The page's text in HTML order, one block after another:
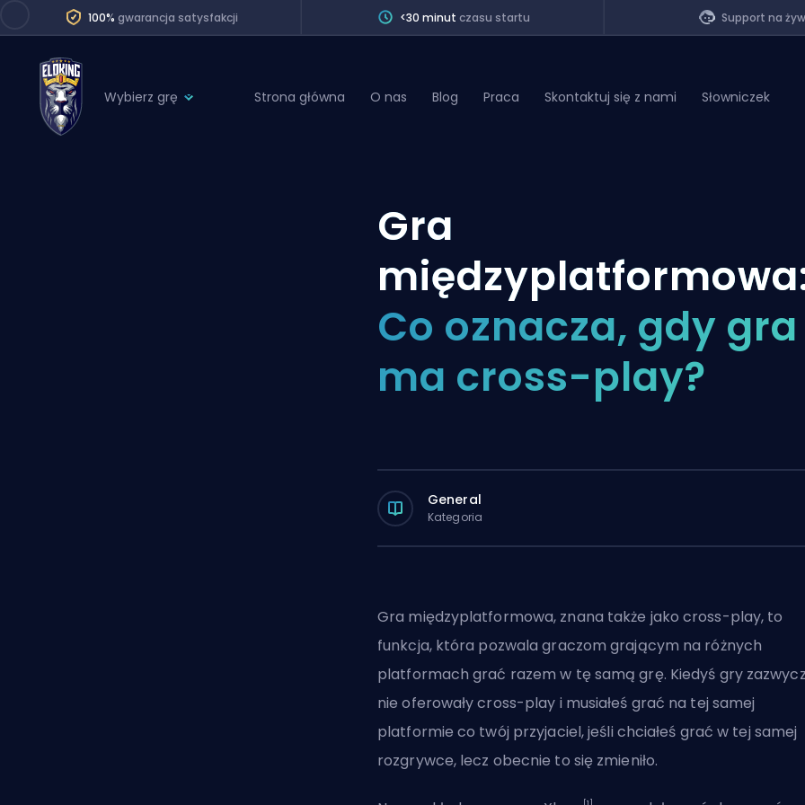
100% gwarancja satysfakcji <30 minutczasu startu Support na
Wybierz grę
Division Boost
Coaching
Teammate
Strona główna O nas Blog Praca Skontaktuj się z nami Słowniczek
Gra
Co oznacza, gdy gra
ma cross-play?
General
Kategoria
Gra międzyplatformowa, znana także jako cross-play, to
funkcja, która pozwala graczom grającym na różnych
platformach grać razem w tę samą grę. Kiedyś gry
nie oferowały cross-play i musiałeś grać na tej samej
platformie co twój przyjaciel, jeśli chciałeś grać w tej samej
rozgrywce, lecz obecnie to się zmieniło.